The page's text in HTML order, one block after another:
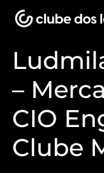
–
CIO
Clube